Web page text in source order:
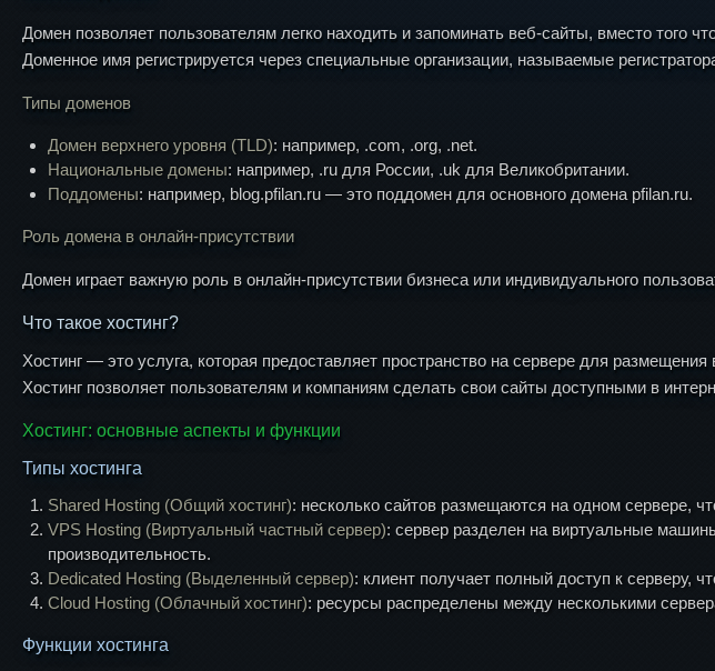
Домен позволяет пользователям легко находить и запоминать веб-сайты, вместо того
Доменное имя регистрируется через специальные организации, называемые
Типы доменов
Домен верхнего уровня (TLD): например, .com, .org, .net.
Национальные домены: например, .ru для России, .uk для Великобритании.
Поддомены: например, blog.pfilan.ru — это поддомен для основного домена pfilan.ru.
Роль домена в онлайн-присутствии
Домен играет важную роль в онлайн-присутствии бизнеса или индивидуального
Что такое хостинг?
Хостинг — это услуга, которая предоставляет пространство на сервере для
Хостинг позволяет пользователям и компаниям сделать свои сайты доступными в
Хостинг: основные аспекты и функции
Типы хостинга
Shared Hosting (Общий хостинг): несколько сайтов размещаются на одном сервере,
VPS Hosting (Виртуальный частный сервер): сервер разделен на виртуальные
производительность.
Dedicated Hosting (Выделенный сервер): клиент получает полный доступ к серверу,
Cloud Hosting (Облачный хостинг): ресурсы распределены между несколькими
Функции хостинга